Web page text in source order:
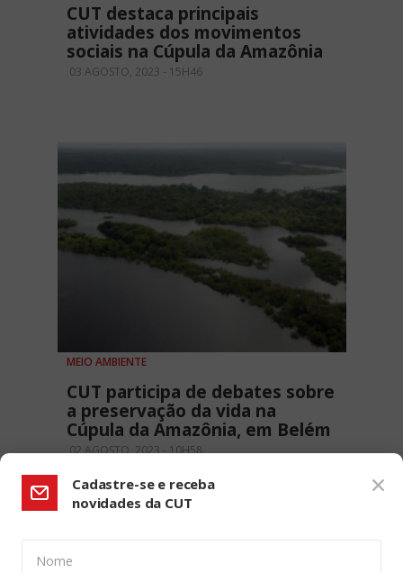
CUT destaca principais
atividades dos movimentos
sociais na Cúpula da Amazônia
03 AGOSTO, 2023 - 15H46
MEIO AMBIENTE
CUT participa de debates sobre
a preservação da vida na
Cúpula da Amazônia, em Belém
02 AGOSTO, 2023 - 10H58
Cadastre-se e receba
novidades da CUT
Nome